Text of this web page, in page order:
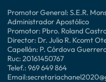
Promotor General: S.E.R.
Administrador Apostólico
Promotor: Pbro. Roland
Director: Dr. Julio R. Kcomt
Capellán: P. Córdova
Ruc: 20161450767
Telef.: 969 649 864